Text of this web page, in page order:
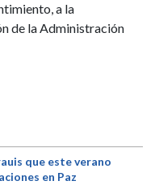
a la
de la Administración
que este verano
en Paz